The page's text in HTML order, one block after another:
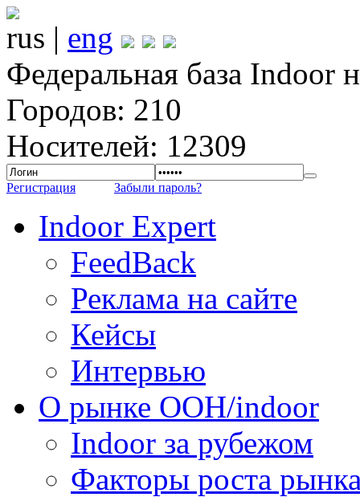
rus | eng
Федеральная база Indoor
Городов: 210
Носителей: 12309
Регистрация Забыли пароль?
Indoor Expert
FeedBack
Реклама на сайте
Кейсы
Интервью
О рынке OOH/indoor
Indoor за рубежом
Факторы роста